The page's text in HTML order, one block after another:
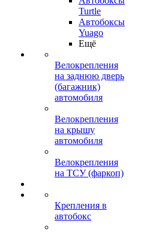
Turtle
Автобоксы
Yuago
Ещё
Велокрепления
на заднюю дверь
(багажник)
автомобиля
Велокрепления
на крышу
автомобиля
Велокрепления
на ТСУ (фаркоп)
Крепления в
автобокс